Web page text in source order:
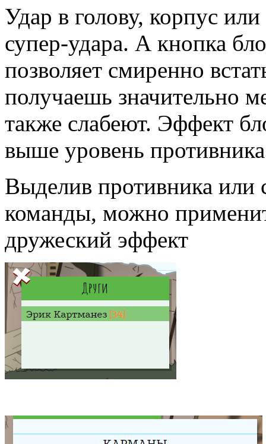
Удар в голову, корпус
супер-удара. А кнопка
позволяет смиренно
получаешь значительно
также слабеют. Эффект
выше уровень
Выделив противника или
команды, можно
дружеский эффект